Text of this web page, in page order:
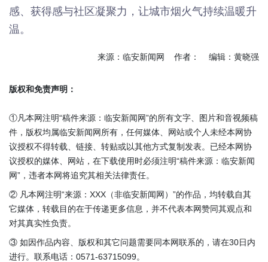
感、获得感与社区凝聚力，让城市烟火气持续温暖升
温。
来源：临安新闻网 作者： 编辑：黄晓强
版权和免责声明：
①凡本网注明“稿件来源：临安新闻网”的所有文字、图片和音视频稿
件，版权均属临安新闻网所有，任何媒体、网站或个人未经本网协
议授权不得转载、链接、转贴或以其他方式复制发表。已经本网协
议授权的媒体、网站，在下载使用时必须注明“稿件来源：临安新闻
网”，违者本网将追究其相关法律责任。
② 凡本网注明“来源：XXX（非临安新闻网）”的作品，均转载自其
它媒体，转载目的在于传递更多信息，并不代表本网赞同其观点和
对其真实性负责。
③ 如因作品内容、版权和其它问题需要同本网联系的，请在30日内
进行。联系电话：0571-63715099。